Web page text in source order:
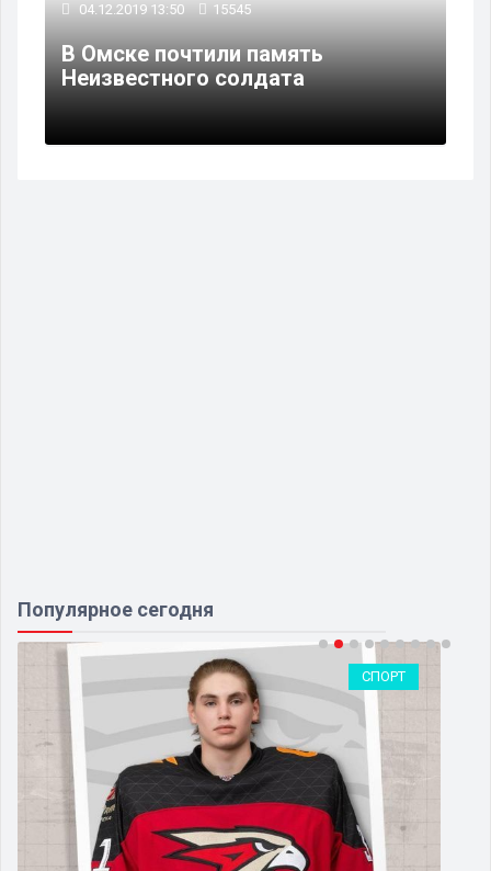
04.12.2019 13:50 15545
В Омске почтили память
Неизвестного солдата
Популярное сегодня
СПОРТ